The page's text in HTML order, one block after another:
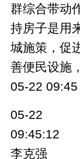
群综合带动
持房子是用
城施策，促
善便民设施
05-22 09:45
05-22
09:45:12
李克强